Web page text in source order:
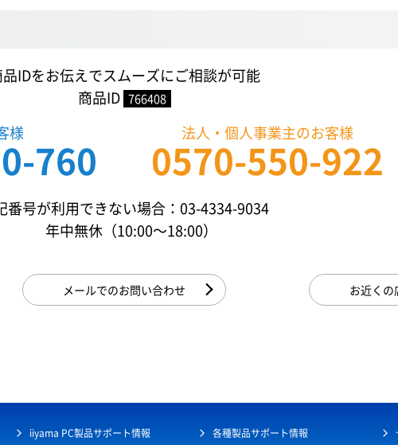
品IDをお伝えでスムーズにご相談が可能
商品ID 766408
様
760
法人・個人事業主のお客様
0570-550-922
番号が利用できない場合：03-4334-9034
年中無休（10:00〜18:00）
メールでのお問い合わせ お近くの
iiyama PC製品サポート情報 各種製品サポート情報